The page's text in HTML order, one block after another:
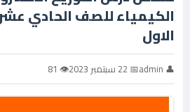
الكيمياء للصف الحادي
الاول
👤 admin 📅 22 سبتمبر 2023 👁 81